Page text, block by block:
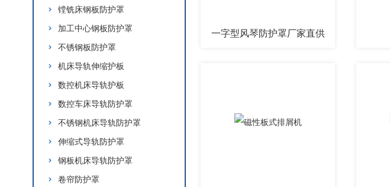
镗铣床钢板防护罩
加工中心钢板防护罩
不锈钢板防护罩
机床导轨伸缩护板
数控机床导轨护板
数控车床导轨防护罩
不锈钢机床导轨防护罩
伸缩式导轨防护罩
钢板机床导轨防护罩
卷帘防护罩
一字型风琴防护罩厂家直供